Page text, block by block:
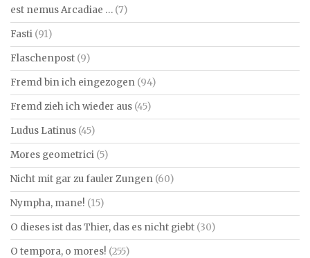
est nemus Arcadiae … (7)
Fasti (91)
Flaschenpost (9)
Fremd bin ich eingezogen (94)
Fremd zieh ich wieder aus (45)
Ludus Latinus (45)
Mores geometrici (5)
Nicht mit gar zu fauler Zungen (60)
Nympha, mane! (15)
O dieses ist das Thier, das es nicht giebt (30)
O tempora, o mores! (255)